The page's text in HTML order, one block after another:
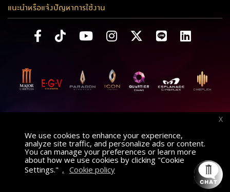
We use cookies to enhance your experience,
analyze site traffic, and personalize ads or content.
You can manage your preferences or learn more
about how we use cookies by clicking "Cookie
Settings." , Cookie policy
X
แนะนำหรือแจ้งปัญหาการใช้งาน